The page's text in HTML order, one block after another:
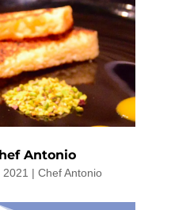
Antonio
| Chef Antonio